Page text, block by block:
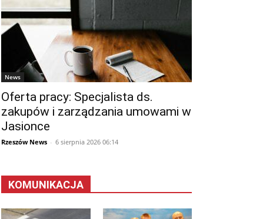
News
Oferta pracy: Specjalista ds.
zakupów i zarządzania umowami w
Jasionce
Rzeszów News - 6 sierpnia 2026 06:14
KOMUNIKACJA